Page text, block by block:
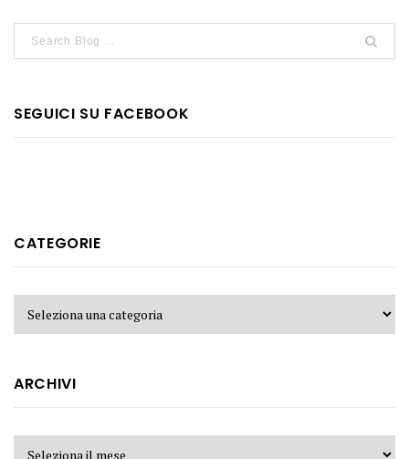
SEGUICI SU FACEBOOK
CATEGORIE
ARCHIVI